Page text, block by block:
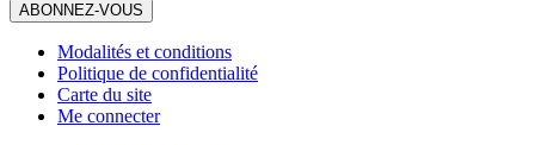
ABONNEZ-VOUS
Modalités et conditions
Politique de confidentialité
Carte du site
Me connecter